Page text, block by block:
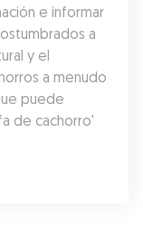
e informar
a
y el
a menudo
puede
de cachorro'